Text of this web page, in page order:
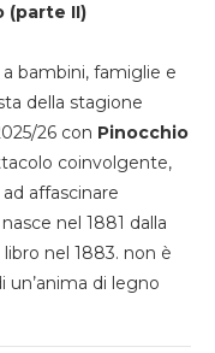
(parte II)
bambini, famiglie e
della stagione
26 con Pinocchio
coinvolgente,
affascinare
nel 1881 dalla
nel 1883. non è
un’anima di legno